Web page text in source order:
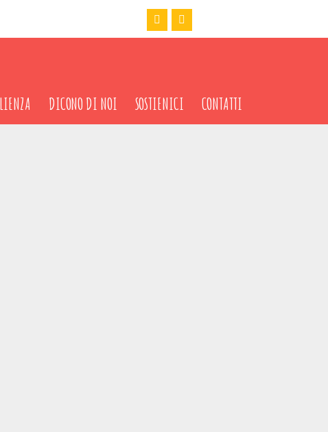
DICONO DI NOI SOSTIENICI CONTATTI